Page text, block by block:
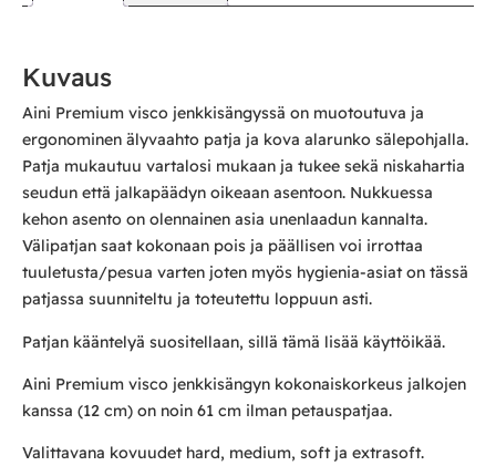
Kuvaus
Aini Premium visco jenkkisängyssä on muotoutuva ja
ergonominen älyvaahto patja ja kova alarunko sälepohjalla.
Patja mukautuu vartalosi mukaan ja tukee sekä niskahartia
seudun että jalkapäädyn oikeaan asentoon. Nukkuessa
kehon asento on olennainen asia unenlaadun kannalta.
Välipatjan saat kokonaan pois ja päällisen voi irrottaa
tuuletusta/pesua varten joten myös hygienia-asiat on tässä
patjassa suunniteltu ja toteutettu loppuun asti.
Patjan kääntelyä suositellaan, sillä tämä lisää käyttöikää.
Aini Premium visco jenkkisängyn kokonaiskorkeus jalkojen
kanssa (12 cm) on noin 61 cm ilman petauspatjaa.
Valittavana kovuudet hard, medium, soft ja extrasoft.